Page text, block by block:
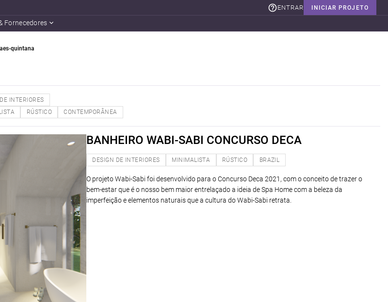
INICIAR PROJETO
ENTRAR
Fornecedores
quintana
INTERIORES
RÚSTICO CONTEMPORÂNEA
BANHEIRO WABI-SABI CONCURSO DECA
DESIGN DE INTERIORES MINIMALISTA RÚSTICO BRAZIL
O projeto Wabi-Sabi foi desenvolvido para o Concurso Deca 2021, com o conceito de trazer o
bem-estar que é o nosso bem maior entrelaçado a ideia de Spa Home com a beleza da
imperfeição e elementos naturais que a cultura do Wabi-Sabi retrata.